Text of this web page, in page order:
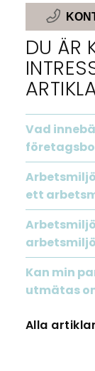
DU ÄR
Vad
ett
Kan min
utmätas
Alla